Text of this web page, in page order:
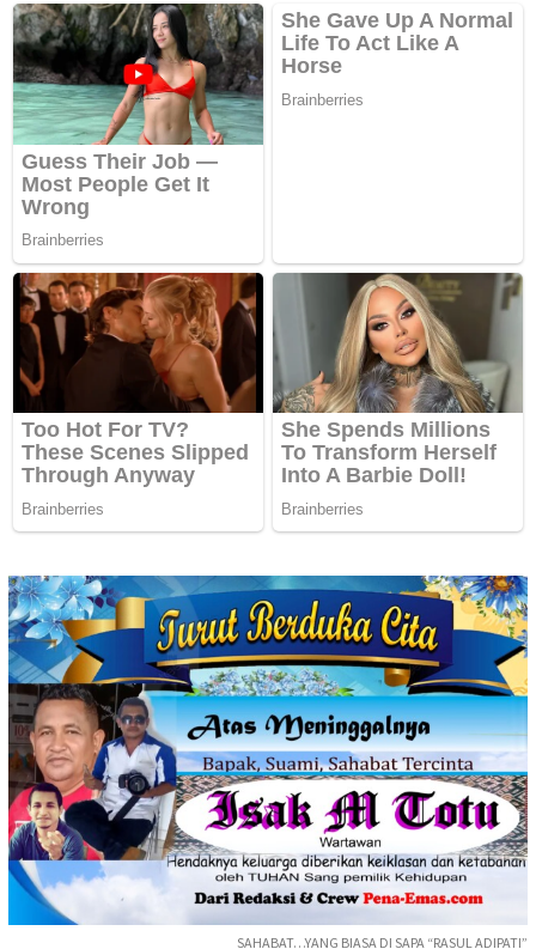
SAHABAT…YANG BIASA DI SAPA “RASUL ADIPATI”